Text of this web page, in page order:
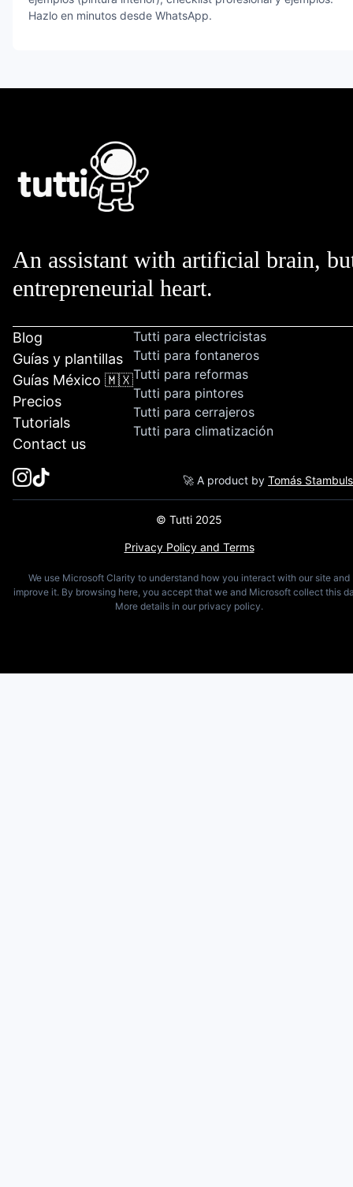
Hazlo en minutos desde WhatsApp.
An assistant with artificial brain,
entrepreneurial heart.
Blog
Guías y plantillas
Guías México 🇲🇽
Precios
Tutorials
Contact us
Tutti para electricistas
Tutti para fontaneros
Tutti para reformas
Tutti para pintores
Tutti para cerrajeros
Tutti para climatización
🚀 A product by Tomás
© Tutti 2025
Privacy Policy and Terms
We use Microsoft Clarity to understand how you interact with our site and
improve it. By browsing here, you accept that we and Microsoft collect this
More details in our privacy policy.